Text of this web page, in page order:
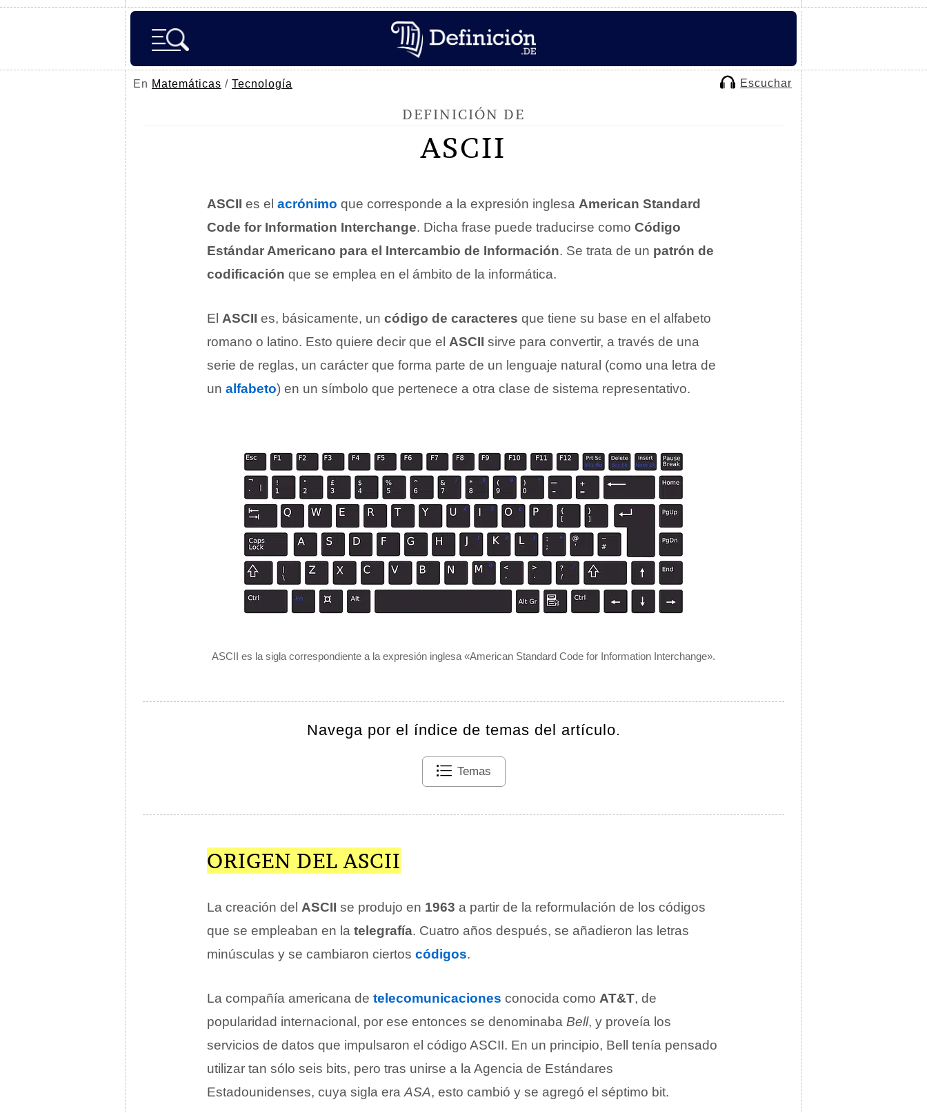
En Matemáticas / Tecnología Escuchar
DEFINICIÓN DE
ASCII
ASCII es la sigla correspondiente a la expresión inglesa «American Standard Code for Information Interchange».
ASCII es el acrónimo que corresponde a la expresión inglesa American Standard
Code for Information Interchange. Dicha frase puede traducirse como Código
Estándar Americano para el Intercambio de Información. Se trata de un patrón de
codificación que se emplea en el ámbito de la informática.
El ASCII es, básicamente, un código de caracteres que tiene su base en el alfabeto
romano o latino. Esto quiere decir que el ASCII sirve para convertir, a través de una
serie de reglas, un carácter que forma parte de un lenguaje natural (como una letra de
un alfabeto) en un símbolo que pertenece a otra clase de sistema representativo.
Navega por el índice de temas del artículo.
Temas
ORIGEN DEL ASCII
La creación del ASCII se produjo en 1963 a partir de la reformulación de los códigos
que se empleaban en la telegrafía. Cuatro años después, se añadieron las letras
minúsculas y se cambiaron ciertos códigos.
La compañía americana de telecomunicaciones conocida como AT&T, de
popularidad internacional, por ese entonces se denominaba Bell, y proveía los
servicios de datos que impulsaron el código ASCII. En un principio, Bell tenía pensado
utilizar tan sólo seis bits, pero tras unirse a la Agencia de Estándares
Estadounidenses, cuya sigla era ASA, esto cambió y se agregó el séptimo bit.